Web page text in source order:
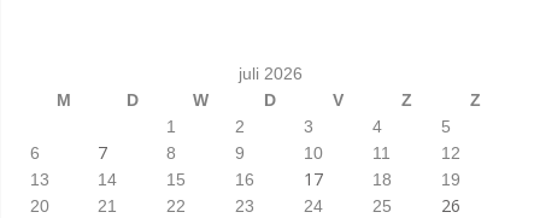
juli 2026
M
D W D V Z
Z
1
2 3 4
5
6
7 8 9 10 11
12
13
14 15 16 17 18
19
20
21 22 23 24 25
26